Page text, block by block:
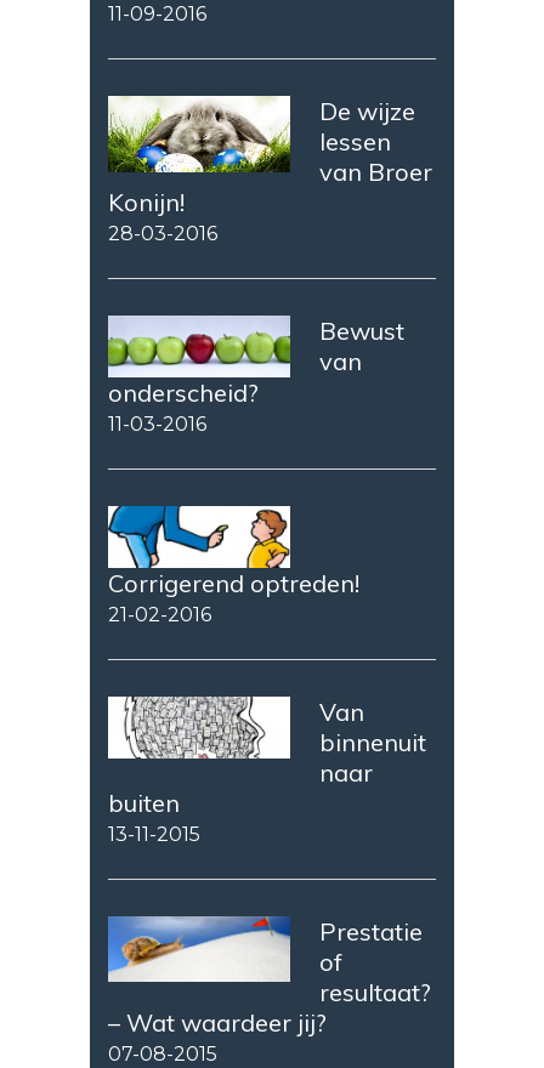
11-09-2016
De wijze
lessen
van Broer
Konijn!
28-03-2016
Bewust
van
onderscheid?
11-03-2016
Corrigerend optreden!
21-02-2016
Van
binnenuit
naar
buiten
13-11-2015
Prestatie
of
resultaat?
– Wat waardeer jij?
07-08-2015